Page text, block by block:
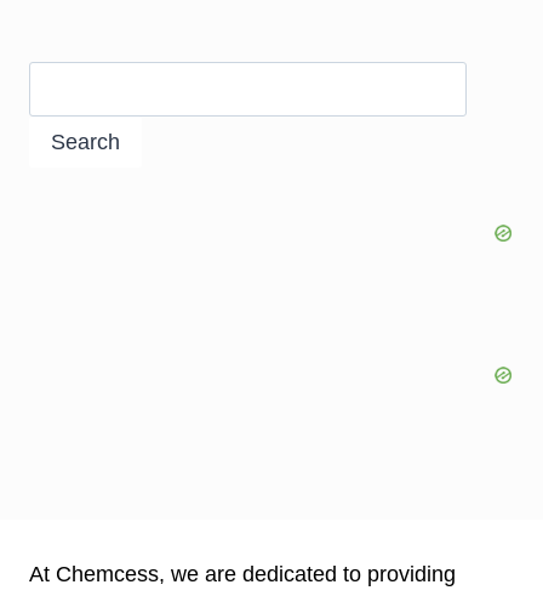
Search
At Chemcess, we are dedicated to providing